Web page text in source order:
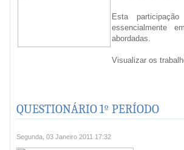
Esta
essencialmente
abordadas.
Visualizar os
QUESTIONÁRIO 1º PERÍODO
Segunda, 03 Janeiro 2011 17:32